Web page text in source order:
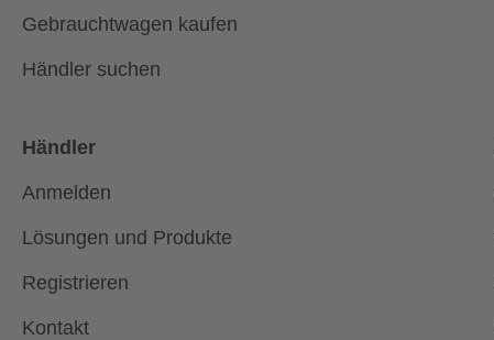
Gebrauchtwagen kaufen
Händler suchen
Händler
Anmelden
Lösungen und Produkte
Registrieren
Kontakt